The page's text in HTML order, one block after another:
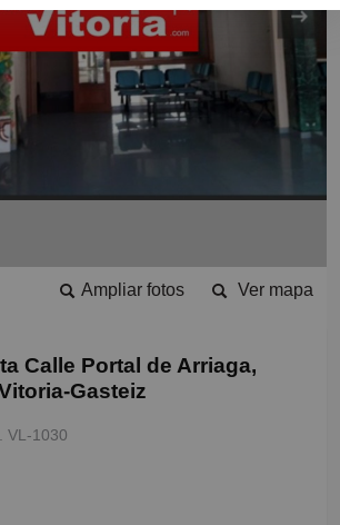
Ver mapa
Ampliar fotos
Calle Portal de Arriaga,
Gasteiz
VL-1030